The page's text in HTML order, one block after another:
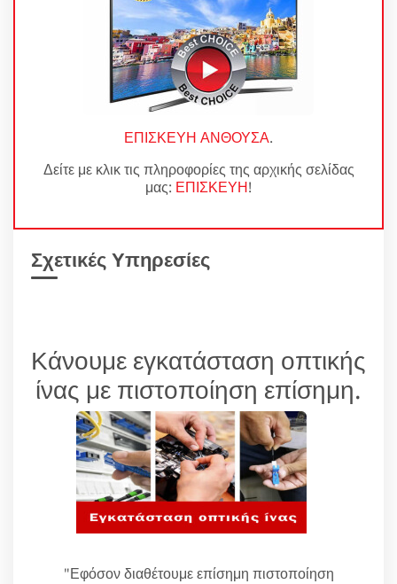
ΕΠΙΣΚΕΥΗ ΑΝΘΟΥΣΑ.
Δείτε με κλικ τις πληροφορίες της αρχικής σελίδας
μας: ΕΠΙΣΚΕΥΗ!
Σχετικές Υπηρεσίες
Κάνουμε εγκατάσταση οπτικής
ίνας με πιστοποίηση επίσημη.
"Εφόσον διαθέτουμε επίσημη πιστοποίηση